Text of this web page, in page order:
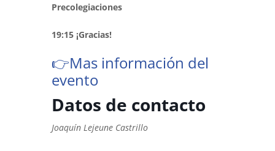
Precolegiaciones
19:15 ¡Gracias!
👉Mas información del
evento
Datos de contacto
Joaquín Lejeune Castrillo